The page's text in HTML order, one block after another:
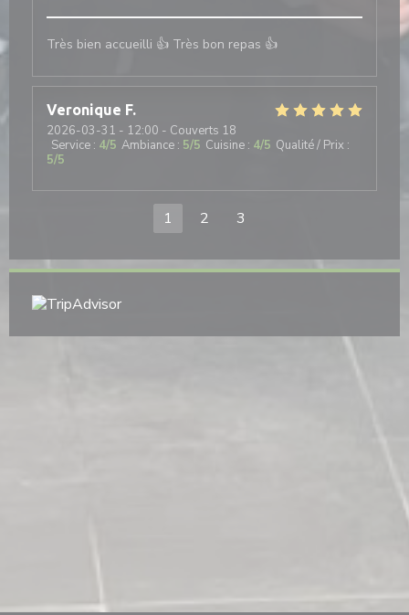
Très bien accueilli 👍 Très bon repas 👍
Veronique F
2026-03-31 - 12:00 - Couverts 18
Service : 4/5 Ambiance : 5/5 Cuisine : 4/5 Qualité / Prix :
5/5
1 2 3